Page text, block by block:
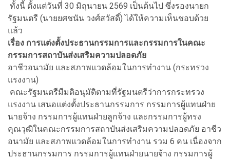
ทั้งนี้ ตั้งแต่วันที่ 30 มิถุนายน 2569 เป็นต้นไป ซึ่งรองนายก
รัฐมนตรี (นายยศชนัน วงศ์สวัสดิ์) ได้ให้ความเห็นชอบด้วย
แล้ว
เรื่อง การแต่งตั้งประธานกรรมการและกรรมการในคณะ
กรรมการสถาบันส่งเสริมความปลอดภัย
อาชีวอนามัย และสภาพแวดล้อมในการทำงาน (กระทรวง
แรงงาน)
คณะรัฐมนตรีมีมติอนุมัติตามที่รัฐมนตรีว่าการกระทรวง
แรงงาน เสนอแต่งตั้งประธานกรรมการ กรรมการผู้แทนฝ่าย
นายจ้าง กรรมการผู้แทนฝ่ายลูกจ้าง และกรรมการผู้ทรง
คุณวุฒิในคณะกรรมการสถาบันส่งเสริมความปลอดภัย อาชีว
อนามัย และสภาพแวดล้อมในการทำงาน รวม 6 คน เนื่องจาก
ประธานกรรมการ กรรมการผู้แทนฝ่ายนายจ้าง กรรมการผู้